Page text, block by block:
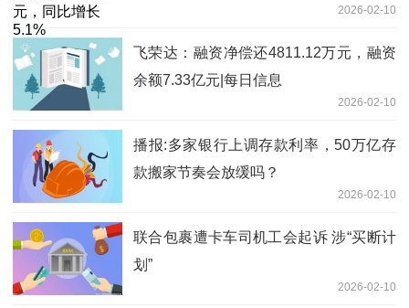
2026-02-10
飞荣达：融资净偿还4811.12万元，融资
余额7.33亿元|每日信息
2026-02-10
播报:多家银行上调存款利率，50万亿存
款搬家节奏会放缓吗？
2026-02-10
联合包裹遭卡车司机工会起诉 涉“买断计
划”
2026-02-10